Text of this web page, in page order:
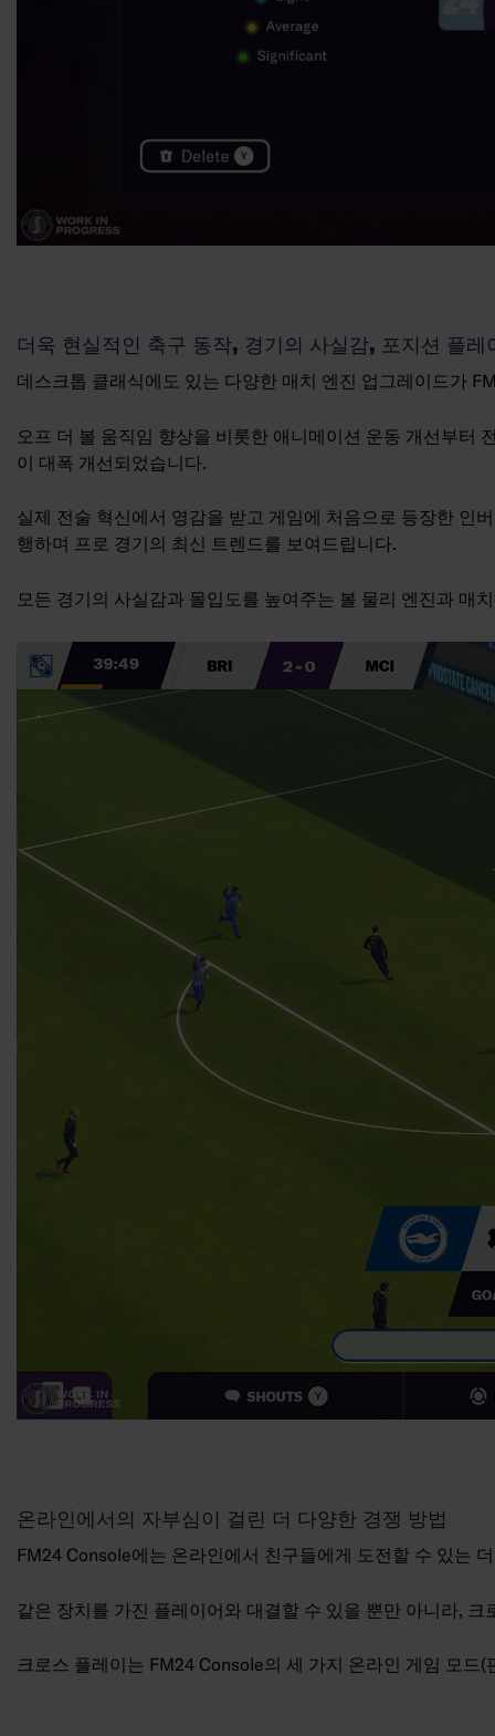
더욱 현실적인 축구 동작, 경기의 사실감, 포지션 플레
데스크톱 클래식에도 있는 다양한 매치 엔진 업그레이드가
오프 더 볼 움직임 향상을 비롯한 애니메이션 운동 개선부터
이 대폭 개선되었습니다.
실제 전술 혁신에서 영감을 받고 게임에 처음으로 등장한 인
행하며 프로 경기의 최신 트렌드를 보여드립니다.
모든 경기의 사실감과 몰입도를 높여주는 볼 물리 엔진과 매
온라인에서의 자부심이 걸린 더 다양한 경쟁 방법
FM24 Console에는 온라인에서 친구들에게 도전할 수 있는
같은 장치를 가진 플레이어와 대결할 수 있을 뿐만 아니라,
크로스 플레이는 FM24 Console의 세 가지 온라인 게임 모